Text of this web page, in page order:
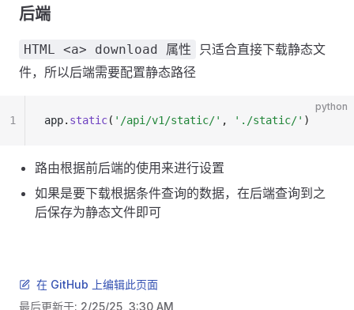
后端
HTML <a> download 属性
只适合直接下载静态文
件，所以后端需要配置静态路径
python
app. static( '/api/v1/static/' , './static/' )
1
路由根据前后端的使用来进行设置
如果是要下载根据条件查询的数据，在后端查询到之
后保存为静态文件即可
在 GitHub 上编辑此页面
最后更新于: 2/25/25, 3:30 AM